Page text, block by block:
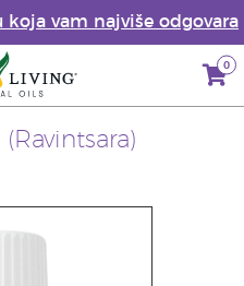
vam najviše odgovara
0